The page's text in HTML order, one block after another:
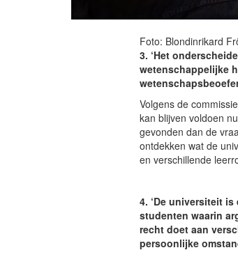
Foto: Blondinrikard
3. ‘Het
wetenschappelijke
Volgens de
kan blijven voldoen
gevonden dan de
ontdekken wat de
en verschillende
4. ‘De universiteit
studenten waarin
recht doet aan
persoonlijke